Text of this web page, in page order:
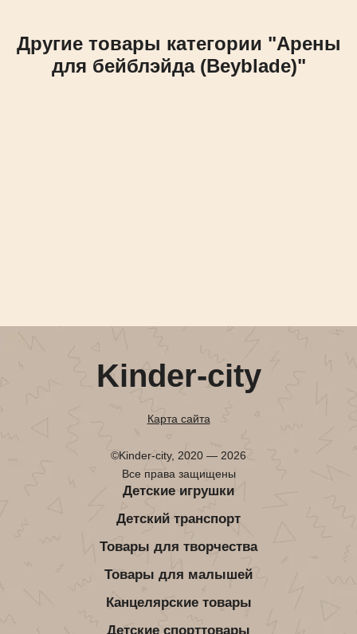
Другие товары категории "Арены
для бейблэйда (Beyblade)"
Kinder-city
Карта сайта
©Kinder-city, 2020 — 2026
Все права защищены
Детские игрушки
Детский транспорт
Товары для творчества
Товары для малышей
Канцелярские товары
Детские спорттовары